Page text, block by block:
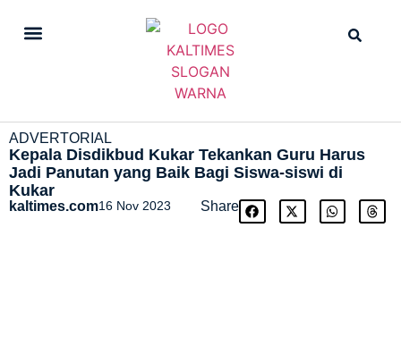
ADVERTORIAL
Kepala Disdikbud Kukar Tekankan Guru Harus
Jadi Panutan yang Baik Bagi Siswa-siswi di
Kukar
kaltimes.com16 Nov 2023 Share